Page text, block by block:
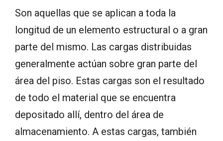
Son aquellas que se aplican a toda la
longitud de un elemento estructural o a gran
parte del mismo. Las cargas distribuidas
generalmente actúan sobre gran parte del
área del piso. Estas cargas son el resultado
de todo el material que se encuentra
depositado allí, dentro del área de
almacenamiento. A estas cargas, también